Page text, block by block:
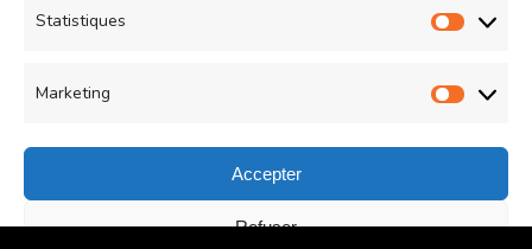
Statistiques
Marketing
Accepter
Refuser
Politique de confidentialité
© Copyright 2026COUZINA.fr : Cuisine du Monde. All